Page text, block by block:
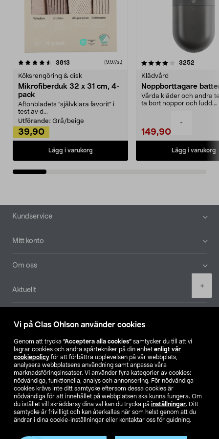
Vi på Clas Ohlson använder cookies
Genom att trycka ”Acceptera alla cookies” samtycker du till att vi
lagrar cookies och andra spårtekniker på din enhet enligt vår
cookiepolicy för att förbättra upplevelsen på vår webbplats,
analysera webbplatsens användning samt anpassa våra
marknadsföringsinsatser. Vi använder fyra kategorier av cookies:
nödvändiga, funktionella, analys och annonsering. För nödvändiga
cookies krävs inte ditt samtycke eftersom dessa cookies är
nödvändiga för att innehållet på webbplatsen ska kunna fungera. Om
du istället vill skräddarsy dina val kan du trycka på inställningar. Ditt
samtycke är frivilligt och kan återkallas när som helst genom att du
ändrar i dina cookie-inställningar eller kontaktar oss för guidning.
-
+
3813 (9,97/st)
Köksrengöring & disk
Mikrofiberduk 32 x 31 cm, 4-
pack
Aftonbladets "självklara favorit” i
test av d...
Utförande: Grå/beige
39,90
Lägg i varukorg
4.0av 5 stjärnor 3252
Klädvård
Noppborttagare
Vårda kläder och andra
ta bort noppor och ludd.
149,90
Lägg i varukorg
4.5av 5 stjärnor
Sidfot
Kundservice
Mitt konto
Om oss
Aktuellt
Hitta butik
SE NO FI